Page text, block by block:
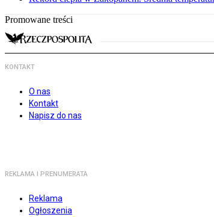
Promowane treści
KONTAKT
O nas
Kontakt
Napisz do nas
REKLAMA I PRENUMERATA
Reklama
Ogłoszenia